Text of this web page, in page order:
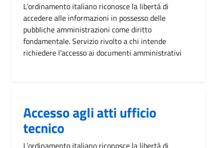
L’ordinamento italiano riconosce la libertà di
accedere alle informazioni in possesso delle
pubbliche amministrazioni come diritto
fondamentale. Servizio rivolto a chi intende
richiedere l'accesso ai documenti amministrativi
Accesso agli atti ufficio
tecnico
L’ordinamento italiano riconosce la libertà di